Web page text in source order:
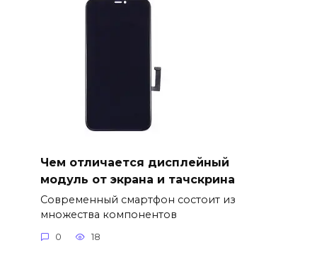
Чем отличается дисплейный
модуль от экрана и тачскрина
Современный смартфон состоит из
множества компонентов
0 18